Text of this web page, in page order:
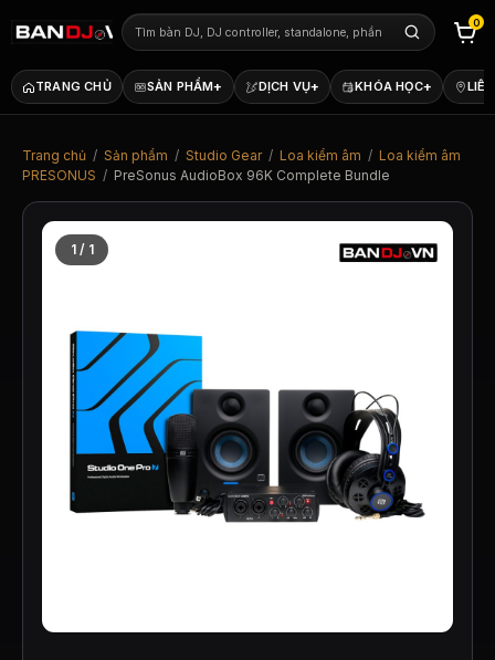
TRANG CHỦ SẢN PHẨM+ DỊCH VỤ+ KHÓA HỌC+
0
Trang chủ / Sản phẩm / Studio Gear / Loa kiểm âm / Loa kiểm âm
PRESONUS / PreSonus AudioBox 96K Complete Bundle
1 / 1